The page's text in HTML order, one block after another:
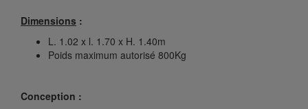
Dimensions :
L. 1.02 x l. 1.70 x H. 1.40m
Poids maximum autorisé 800Kg
Conception :